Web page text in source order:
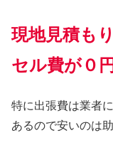
現地見積も
セル費が０円
特に出張費は業者
あるので安いのは